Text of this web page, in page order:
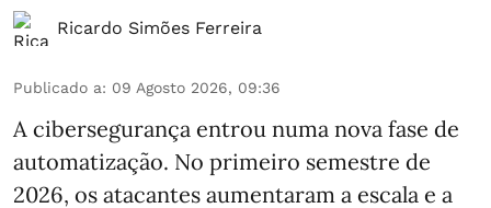
Ricardo Simões Ferreira
Publicado a: 09 Agosto 2026, 09:36
A cibersegurança entrou numa nova fase de
automatização. No primeiro semestre de
2026, os atacantes aumentaram a escala e a